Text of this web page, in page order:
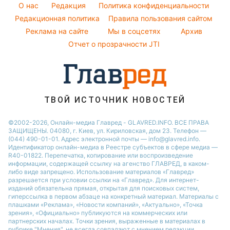
Напитки
Праздничное меню
Погода на завтра
Пылевая буря
O нас Редакция
Политика конфиденциальности
Редакционная политика
Правила пользования сайтом
Реклама на сайте
Мы в соцсетях
Архив
Отчет о прозрачности JTI
ТВОЙ ИСТОЧНИК НОВОСТЕЙ
©2002-2026, Онлайн-медиа Главред - GLAVRED.INFO. ВСЕ ПРАВА
ЗАЩИЩЕНЫ. 04080, г. Киев, ул. Кириловская, дом 23. Телефон —
(044) 490-01-01. Адрес электронной почты — info@glavred.info.
Идентификатор онлайн-медиа в Реестре cубъектов в сфере медиа —
R40-01822. Перепечатка, копирование или воспроизведение
информации, содержащей ссылку на агенство ГЛАВРЕД, в каком-
либо виде запрещено. Использование материалов «Главред»
разрешается при условии ссылки на «Главред». Для интернет-
изданий обязательна прямая, открытая для поисковых систем,
гиперссылка в первом абзаце на конкретный материал. Материалы с
плашками «Реклама», «Новости компаний», «Актуально», «Точка
зрения», «Официально» публикуются на коммерческих или
партнерских началах. Точки зрения, выраженные в материалах в